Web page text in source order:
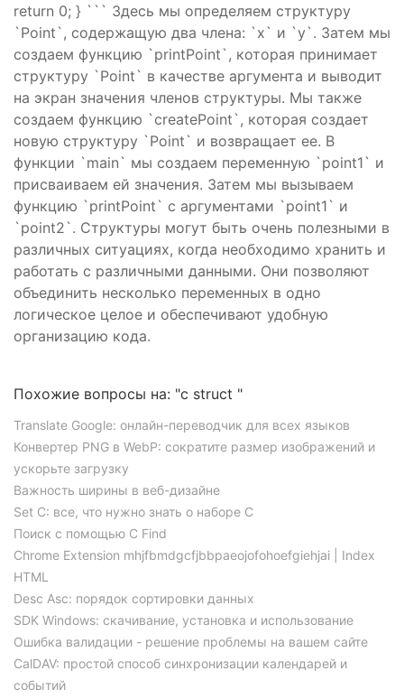
return 0; } ``` Здесь мы определяем структуру
`Point`, содержащую два члена: `x` и `y`. Затем мы
создаем функцию `printPoint`, которая принимает
структуру `Point` в качестве аргумента и выводит
на экран значения членов структуры. Мы также
создаем функцию `createPoint`, которая создает
новую структуру `Point` и возвращает ее. В
функции `main` мы создаем переменную `point1` и
присваиваем ей значения. Затем мы вызываем
функцию `printPoint` с аргументами `point1` и
`point2`. Структуры могут быть очень полезными в
различных ситуациях, когда необходимо хранить и
работать с различными данными. Они позволяют
объединить несколько переменных в одно
логическое целое и обеспечивают удобную
организацию кода.
Похожие вопросы на: "c struct "
Translate Google: онлайн-переводчик для всех языков
Конвертер PNG в WebP: сократите размер изображений и
ускорьте загрузку
Важность ширины в веб-дизайне
Set C: все, что нужно знать о наборе С
Поиск с помощью C Find
Chrome Extension mhjfbmdgcfjbbpaeojofohoefgiehjai | Index
HTML
Desc Asc: порядок сортировки данных
SDK Windows: скачивание, установка и использование
Ошибка валидации - решение проблемы на вашем сайте
CalDAV: простой способ синхронизации календарей и
событий